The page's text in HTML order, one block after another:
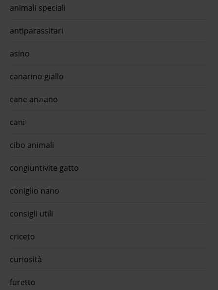
animali speciali
antiparassitari
asino
canarino giallo
cane anziano
cani
cibo animali
congiuntivite gatto
coniglio nano
consigli utili
criceto
curiosità
furetto